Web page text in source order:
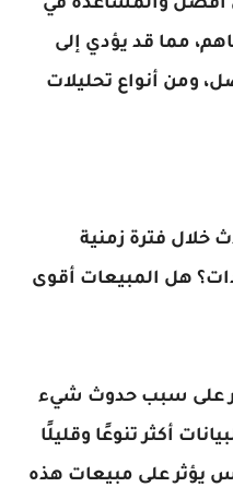
أفضل والمساعدة في
مما قد يؤدي إلى
ومن أنواع تحليلات
خلال فترة زمنية
هل المبيعات أقوى
على سبب حدوث شيء
أكثر تنوعًا وقليلًا
يؤثر على مبيعات هذه